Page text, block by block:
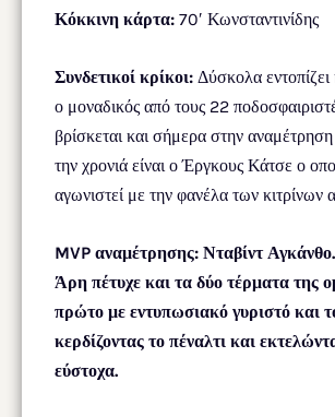
Κόκκινη κάρτα: 70′ Κωνσταντινίδης
Συνδετικοί κρίκοι: Δύσκολα εντοπίζει
ο μοναδικός από τους 22
βρίσκεται και σήμερα στην
την χρονιά είναι ο Έργκους Κάτσε ο
αγωνιστεί με την φανέλα των κιτρίνων
MVP αναμέτρησης: Νταβίντ
Άρη πέτυχε και τα δύο τέρματα της
πρώτο με εντυπωσιακό γυριστό και
κερδίζοντας το πέναλτι και
εύστοχα.